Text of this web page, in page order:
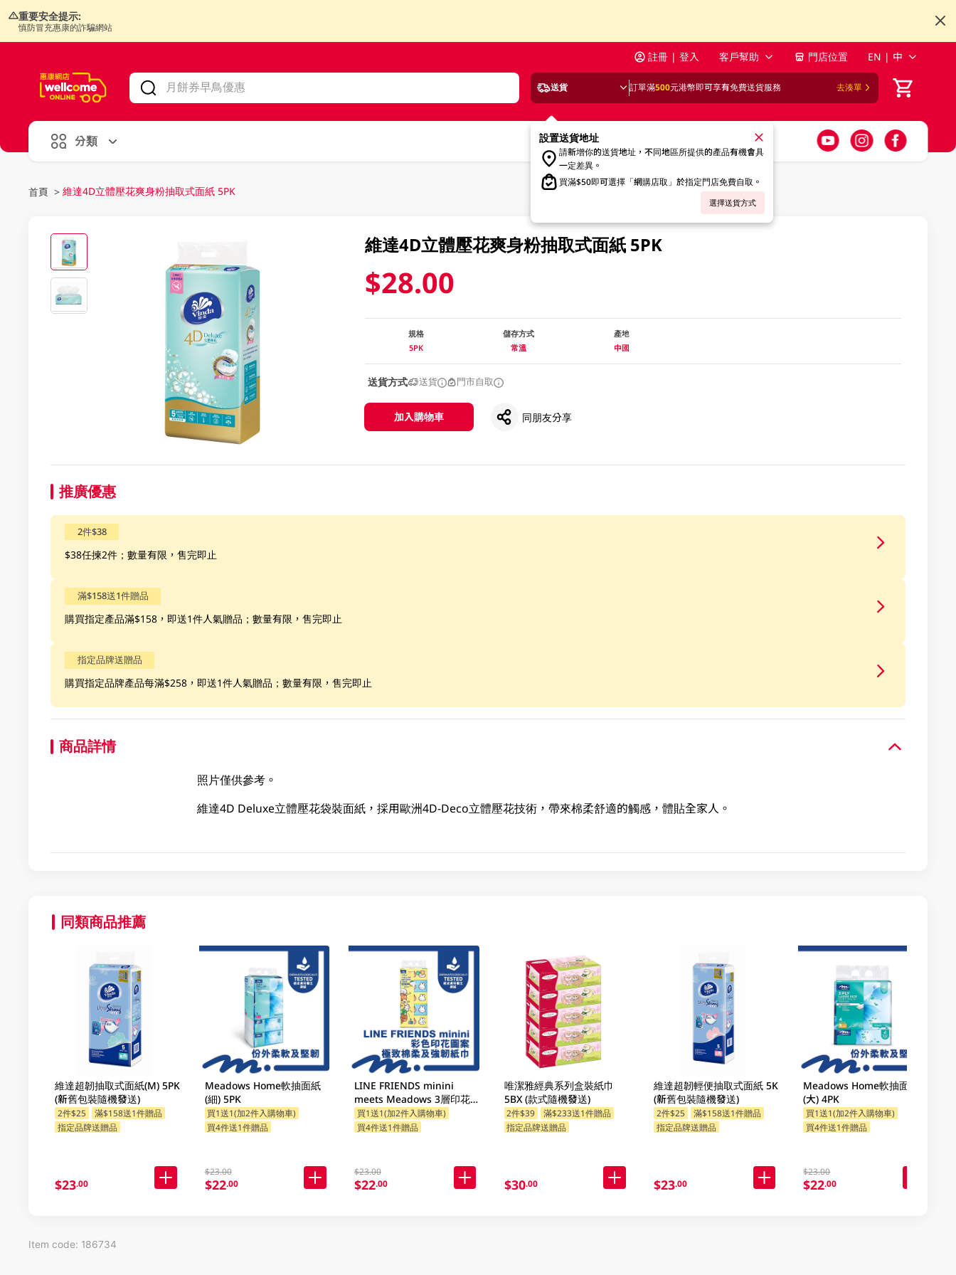
重要安全提示:
慎防冒充惠康的詐騙網站
註冊 | 登入 客戶幫助 門店位置 EN | 中
送貨 訂單滿500元港幣即可享有免費送貨服務 去湊單
設置送貨地址
請新增你的送貨地址，不同地區所提供的產品有機會具
一定差異。
買滿$50即可選擇「網購店取」於指定門店免費自取。
選擇送貨方式
分類
首頁 > 維達4D立體壓花爽身粉抽取式面紙 5PK
維達4D立體壓花爽身粉抽取式面紙 5PK
$28.00
規格
5PK
儲存方式
常溫
產地
中國
送貨方式 送貨 門市自取
加入購物車 同朋友分享
推廣優惠
2件$38
$38任揀2件；數量有限，售完即止
滿$158送1件贈品
購買指定產品滿$158，即送1件人氣贈品；數量有限，售完即止
指定品牌送贈品
購買指定品牌產品每滿$258，即送1件人氣贈品；數量有限，售完即止
商品詳情
照片僅供參考。
維達4D Deluxe立體壓花袋裝面紙，採用歐洲4D-Deco立體壓花技術，帶來棉柔舒適的觸感，體貼全家人。
同類商品推薦
維達超韌抽取式面紙(M) 5PK
(新舊包裝隨機發送)
2件$25
滿$158送1件贈品
指定品牌送贈品
$23.00
Meadows Home軟抽面紙
(細) 5PK
買1送1(加2件入購物車)
買4件送1件贈品
$23.00
$22.00
LINE FRIENDS minini
meets Meadows 3層印花
細碼袋裝面紙 110張 x 5包
(包裝隨機發送)
買1送1(加2件入購物車)
買4件送1件贈品
$23.00
$22.00
唯潔雅經典系列盒裝紙巾
5BX (款式隨機發送)
2件$39
滿$233送1件贈品
指定品牌送贈品
$30.00
維達超韌輕便抽取式面紙 5K
(新舊包裝隨機發送)
2件$25
滿$158送1件贈品
指定品牌送贈品
$23.00
Meadows Home軟抽面紙
(大) 4PK
買1送1(加2件入購物車)
買4件送1件贈品
$23.00
$22.00
Item code: 186734